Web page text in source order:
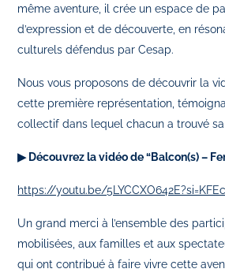
même aventure, il crée un espace de
d’expression et de découverte, en
culturels défendus par Cesap.
Nous vous proposons de découvrir la
cette première représentation,
collectif dans lequel chacun a trouvé
▶ Découvrez la vidéo de “Balcon(s) –
https://youtu.be/
Un grand merci à l’ensemble des
mobilisées, aux familles et aux
qui ont contribué à faire vivre cette